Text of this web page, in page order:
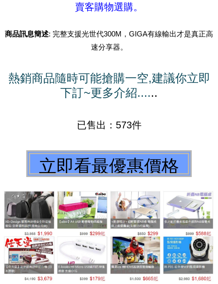
賣客購物選購。
商品訊息簡述: 完整支援光世代300M，GIGA有線輸出才是真正高
速分享器。
熱銷商品隨時可能搶購一空,建議你立即
下訂~更多介紹......
已售出：573件